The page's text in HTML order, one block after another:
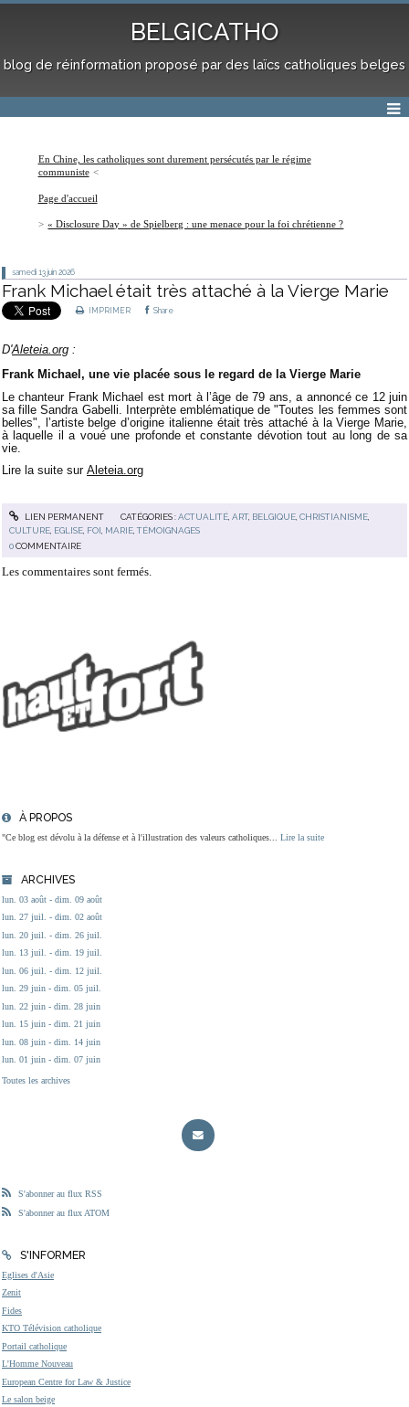
BELGICATHO
blog de réinformation proposé par des laïcs catholiques belges
À PROPOS
"Ce blog est dévolu à la défense et à l'illustration des valeurs catholiques... Lire la suite
ARCHIVES
lun. 03 août - dim. 09 août
lun. 27 juil. - dim. 02 août
lun. 20 juil. - dim. 26 juil.
lun. 13 juil. - dim. 19 juil.
lun. 06 juil. - dim. 12 juil.
lun. 29 juin - dim. 05 juil.
lun. 22 juin - dim. 28 juin
lun. 15 juin - dim. 21 juin
lun. 08 juin - dim. 14 juin
lun. 01 juin - dim. 07 juin
Toutes les archives
S'abonner au flux RSS
S'abonner au flux ATOM
S'INFORMER
Eglises d'Asie
Zenit
Fides
KTO Télévision catholique
Portail catholique
L'Homme Nouveau
European Centre for Law & Justice
Le salon beige
En Chine, les catholiques sont durement persécutés par le régime
communiste
Page d'accueil
« Disclosure Day » de Spielberg : une menace pour la foi chrétienne ?
samedi 13 juin 2026
Frank Michael était très attaché à la Vierge Marie
IMPRIMER Share
D'Aleteia.org :
Frank Michael, une vie placée sous le regard de la Vierge Marie
Le chanteur Frank Michael est mort à l’âge de 79 ans, a annoncé ce 12 juin
sa fille Sandra Gabelli. Interprète emblématique de "Toutes les femmes sont
belles", l’artiste belge d’origine italienne était très attaché à la Vierge Marie,
à laquelle il a voué une profonde et constante dévotion tout au long de sa
vie.
Lire la suite sur Aleteia.org
LIEN PERMANENT CATÉGORIES :ACTUALITÉ, ART, BELGIQUE, CHRISTIANISME,
CULTURE, EGLISE, FOI, MARIE,TÉMOIGNAGES
0COMMENTAIRE
Les commentaires sont fermés.